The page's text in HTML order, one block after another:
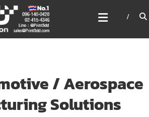
สแกนเนอร์
/ Aerospace
Solutions